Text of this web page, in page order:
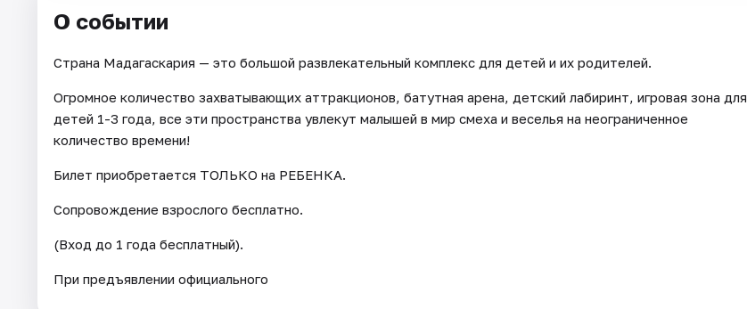
О событии
Страна Мадагаскария — это большой развлекательный комплекс для детей и их родителей.
Огромное количество захватывающих аттракционов, батутная арена, детский лабиринт, игровая зона для
детей 1-3 года, все эти пространства увлекут малышей в мир смеха и веселья на неограниченное
количество времени!
Билет приобретается ТОЛЬКО на РЕБЕНКА.
Сопровождение взрослого бесплатно.
(Вход до 1 года бесплатный).
При предъявлении официального